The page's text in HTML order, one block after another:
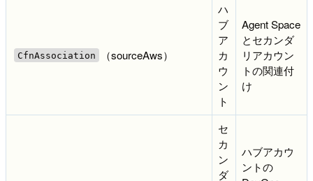
CfnAssociation （sourceAws）
ハ
ブ
ア
カ
ウ
ン
ト
Agent Space
とセカンダ
リアカウン
トの関連付
け
セ
カ
ン
ダ
ハブアカウ
ントの